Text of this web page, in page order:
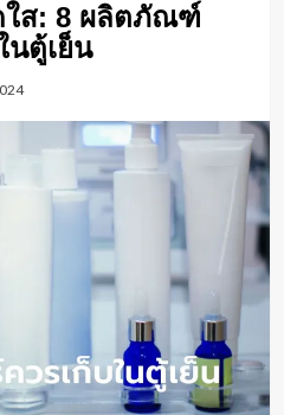
ใส: 8 ผลิตภัณฑ์
นตู้เย็น